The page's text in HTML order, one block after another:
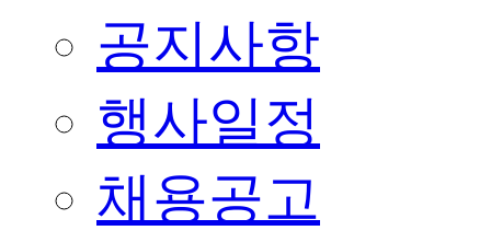
공지사항
행사일정
채용공고